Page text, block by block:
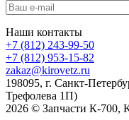
Наши контакты
+7 (812) 243-99-50
+7 (812) 953-15-82
zakaz@kirovetz.ru
198095, г. Санкт-
Трефолева 1П)
2026 © Запчасти К-700,